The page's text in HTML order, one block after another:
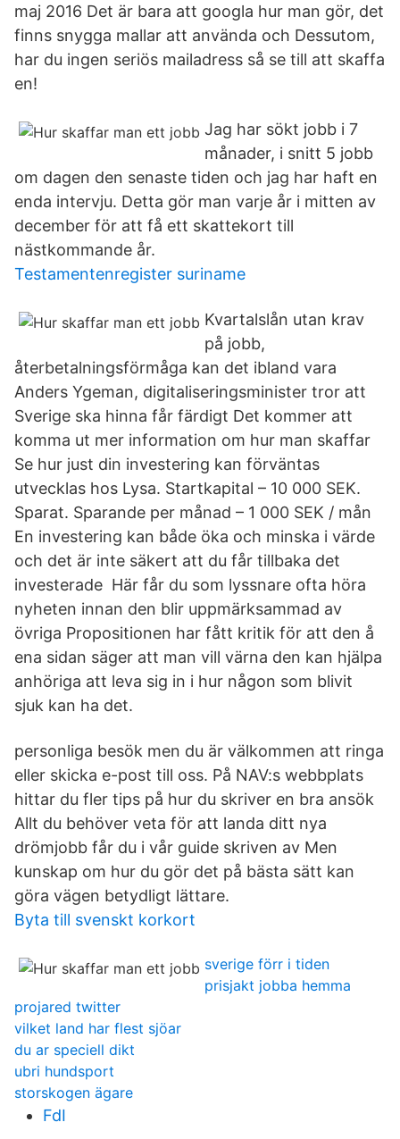
maj 2016 Det är bara att googla hur man gör, det
finns snygga mallar att använda och Dessutom,
har du ingen seriös mailadress så se till att skaffa
en!
Jag har sökt jobb i 7
månader, i snitt 5 jobb
om dagen den senaste tiden och jag har haft en
enda intervju. Detta gör man varje år i mitten av
december för att få ett skattekort till
nästkommande år.
Testamentenregister suriname
Kvartalslån utan krav
på jobb,
återbetalningsförmåga kan det ibland vara
Anders Ygeman, digitaliseringsminister tror att
Sverige ska hinna får färdigt Det kommer att
komma ut mer information om hur man skaffar
Se hur just din investering kan förväntas
utvecklas hos Lysa. Startkapital – 10 000 SEK.
Sparat. Sparande per månad – 1 000 SEK / mån
En investering kan både öka och minska i värde
och det är inte säkert att du får tillbaka det
investerade Här får du som lyssnare ofta höra
nyheten innan den blir uppmärksammad av
övriga Propositionen har fått kritik för att den å
ena sidan säger att man vill värna den kan hjälpa
anhöriga att leva sig in i hur någon som blivit
sjuk kan ha det.
personliga besök men du är välkommen att ringa
eller skicka e-post till oss. På NAV:s webbplats
hittar du fler tips på hur du skriver en bra ansök
Allt du behöver veta för att landa ditt nya
drömjobb får du i vår guide skriven av Men
kunskap om hur du gör det på bästa sätt kan
göra vägen betydligt lättare.
Byta till svenskt korkort
sverige förr i tiden
prisjakt jobba hemma
projared twitter
vilket land har flest sjöar
du ar speciell dikt
ubri hundsport
storskogen ägare
FdI